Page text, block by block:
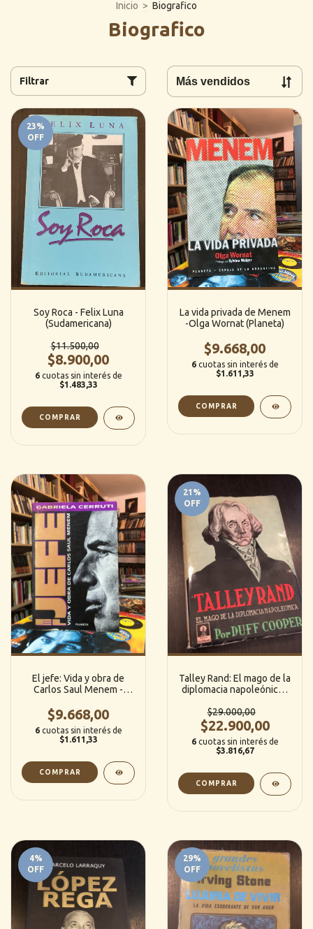
Inicio > Biografico
Biografico
Filtrar
23%
OFF
Soy Roca - Felix Luna
(Sudamericana)
$11.500,00
$8.900,00
6 cuotas sin interés de
$1.483,33
La vida privada de Menem
-Olga Wornat (Planeta)
$9.668,00
6 cuotas sin interés de
$1.611,33
El jefe: Vida y obra de
Carlos Saul Menem -
$9.668,00
6 cuotas sin interés de
$1.611,33
21 %
OFF
Talley Rand: El mago de la
diplomacia napoleónica -
Claridad)
$29.000,00
$22.900,00
6 cuotas sin interés de
$3.816,67
4%
OFF
29%
OFF